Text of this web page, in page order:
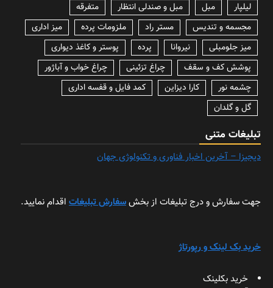
لیلپار
مبل مبل و صندلی انتظار
متفرقه
مجسمه و تندیس
مستر راد ملزومات پرده
میز اداری
میز جلومبلی
نیروانا پرده
پوستر و کاغذ دیواری
پوشش کف و سقف
چراغ تزئینی
چراغ خواب و آباژور
چشمه نور
کارا دیزاین
کمد فایل و قفسه اداری
گل و گلدان
تبلیغات متنی
دیجیزا – آخرین اخبار فناوری و تکنولوژی جهان
جهت سفارش و درج تبلیغات از بخشسفارش تبلیغات اقدام نمایید.
خرید بک لینک و رپورتاژ
خرید بکلینک